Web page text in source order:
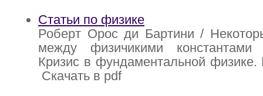
Статьи по физике
Роберт Орос ди Бартини /
между физичикими
Кризис в фундаментальной
Скачать в pdf